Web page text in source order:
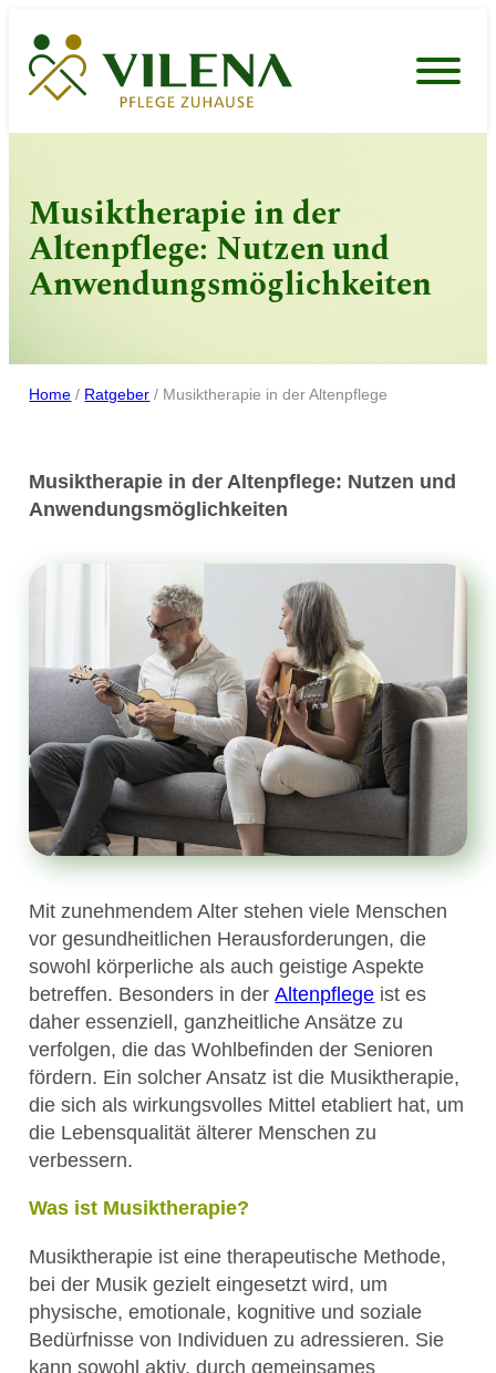
Inhalt
springen
Musiktherapie in der
Altenpflege: Nutzen und
Anwendungsmöglichkeiten
Home / Ratgeber / Musiktherapie in der Altenpflege
Musiktherapie in der Altenpflege: Nutzen und
Anwendungsmöglichkeiten
Mit zunehmendem Alter stehen viele Menschen
vor gesundheitlichen Herausforderungen, die
sowohl körperliche als auch geistige Aspekte
betreffen. Besonders in derAltenpflege ist es
daher essenziell, ganzheitliche Ansätze zu
verfolgen, die das Wohlbefinden der Senioren
fördern. Ein solcher Ansatz ist die Musiktherapie,
die sich als wirkungsvolles Mittel etabliert hat, um
die Lebensqualität älterer Menschen zu
verbessern.
Was ist Musiktherapie?
Musiktherapie ist eine therapeutische Methode,
bei der Musik gezielt eingesetzt wird, um
physische, emotionale, kognitive und soziale
Bedürfnisse von Individuen zu adressieren. Sie
kann sowohl aktiv, durch gemeinsames